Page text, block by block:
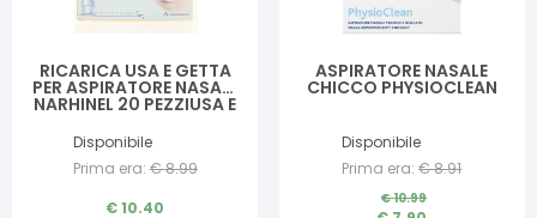
RICARICA USA E GETTA
PER ASPIRATORE NASALE
NARHINEL 20 PEZZIUSA E
Disponibile
Prima era: €8.99
€10.40
ASPIRATORE NASALE
CHICCO PHYSIOCLEAN
Disponibile
Prima era: €8.91
€10.99